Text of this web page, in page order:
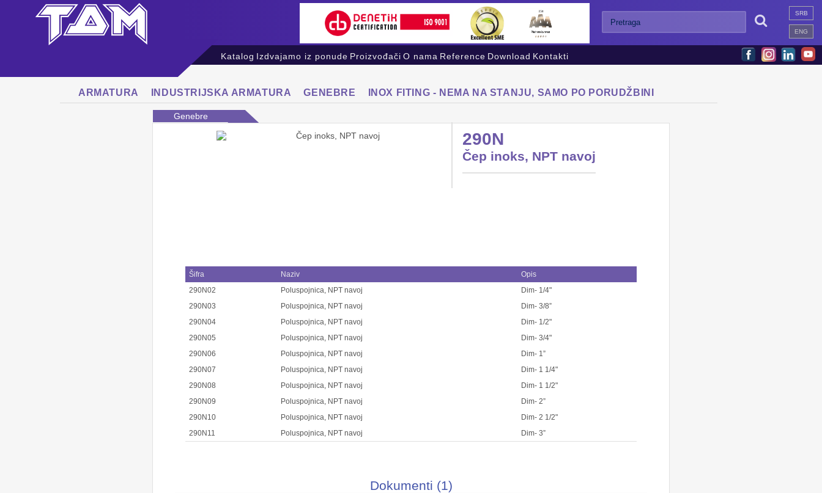
Katalog Izdvajamo iz ponude Proizvođači O nama Reference Download Kontakti
SRB
ENG

ARMATURA INDUSTRIJSKA ARMATURA GENEBRE INOX FITING - NEMA NA STANJU, SAMO PO PORUDŽBINI
Genebre
290N
Čep inoks, NPT navoj
Šifra Naziv
Opis
290N02
Poluspojnica, NPT navoj
Dim- 1/4"
290N03
Poluspojnica, NPT navoj
Dim- 3/8”
290N04
Poluspojnica, NPT navoj
Dim- 1/2"
290N05
Poluspojnica, NPT navoj
Dim- 3/4"
290N06
Poluspojnica, NPT navoj
Dim- 1”
290N07
Poluspojnica, NPT navoj
Dim- 1 1/4"
290N08
Poluspojnica, NPT navoj
Dim- 1 1/2"
290N09
Poluspojnica, NPT navoj
Dim- 2”
290N10
Poluspojnica, NPT navoj
Dim- 2 1/2"
290N11
Poluspojnica, NPT navoj Dim- 3”
Dokumenti (1)